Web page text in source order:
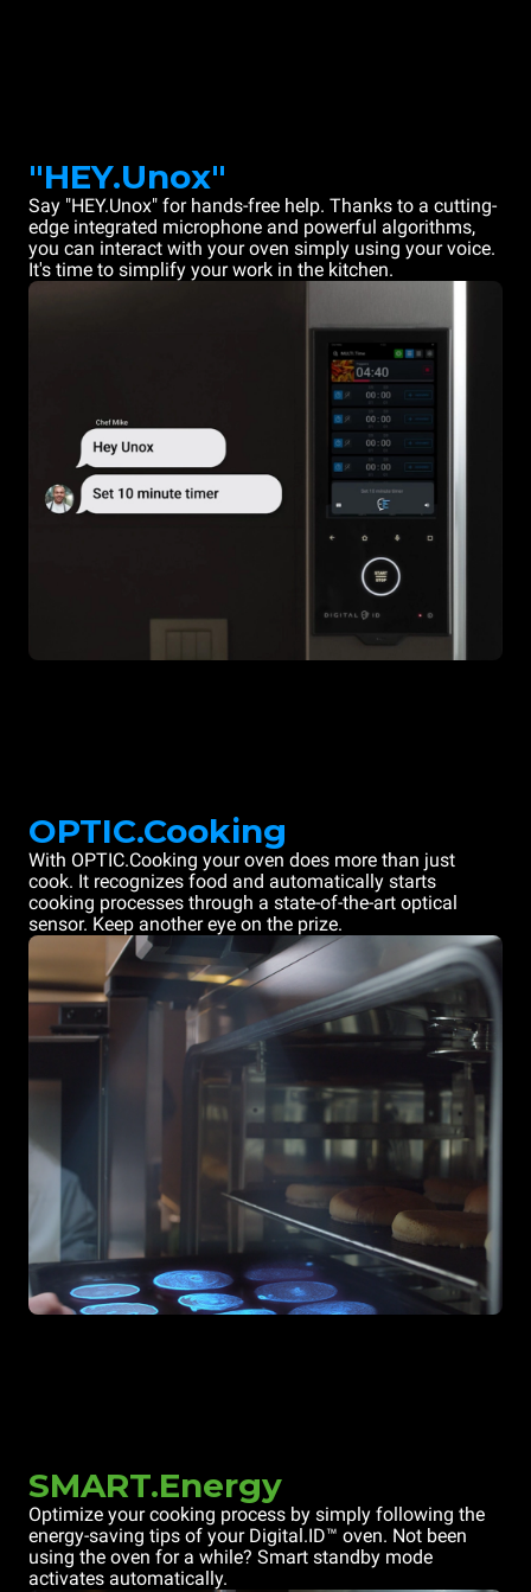
"HEY.Unox"
Say "HEY.Unox" for hands-free help. Thanks to a cutting-
edge integrated microphone and powerful algorithms,
you can interact with your oven simply using your voice.
It's time to simplify your work in the kitchen.
OPTIC.Cooking
With OPTIC.Cooking your oven does more than just
cook. It recognizes food and automatically starts
cooking processes through a state-of-the-art optical
sensor. Keep another eye on the prize.
SMART.Energy
Optimize your cooking process by simply following the
energy-saving tips of your Digital.ID™ oven. Not been
using the oven for a while? Smart standby mode
activates automatically.